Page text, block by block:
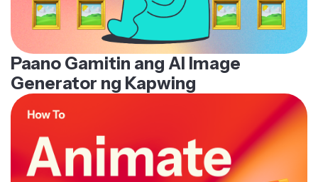
Paano Gamitin ang AI Image
Generator ng Kapwing